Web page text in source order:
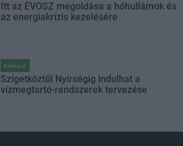
Itt az ÉVOSZ megoldása a hőhullámok és
az energiakrízis kezelésére
Klíma-X
Szigetköztől Nyírségig indulhat a
vízmegtartó-rendszerek tervezése